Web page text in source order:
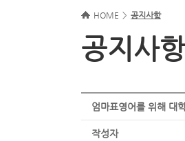
HOME > 공지사항
공지사항
엄마표영어를 위해 대
작성자